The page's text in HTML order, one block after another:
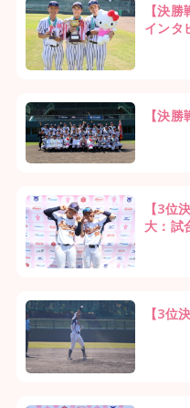
【決
インタ
【決
【3位
大：試
【3位